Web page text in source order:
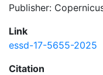
Publisher:
Link
essd-17-5655-2025
Citation